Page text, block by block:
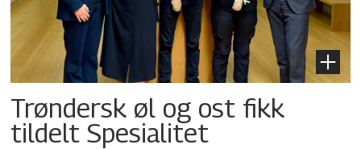
Trøndersk øl og ost fikk
tildelt Spesialitet